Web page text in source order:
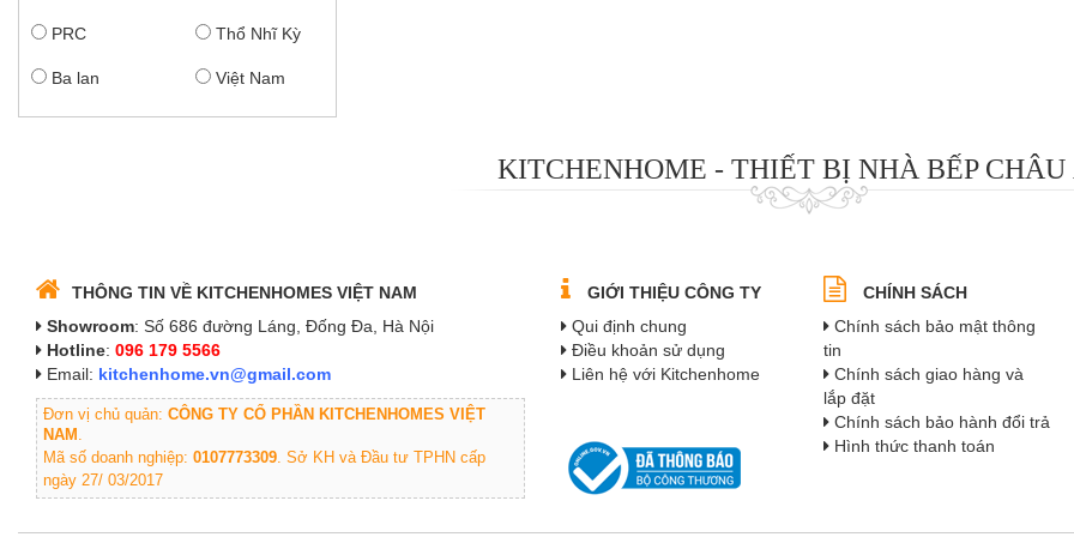
PRC Thổ Nhĩ Kỳ
Ba lan Việt Nam
KITCHENHOME - THIẾT BỊ NHÀ BẾP CHÂU
THÔNG TIN VỀ KITCHENHOMES VIỆT NAM
Showroom: Số 686 đường Láng, Đống Đa, Hà Nội
Hotline: 096 179 5566
Email: kitchenhome.vn@gmail.com
Đơn vị chủ quản: CÔNG TY CỔ PHẦN KITCHENHOMES VIỆT
NAM
Mã số doanh nghiệp: 0107773309 . Sở KH và Đầu tư TPHN cấp
ngày 27/ 03/2017
GIỚI THIỆU CÔNG TY
Qui định chung
Điều khoản sử dụng
Liên hệ với Kitchenhome
CHÍNH SÁCH
Chính sách bảo mật thông
tin
Chính sách giao hàng và
lắp đặt
Chính sách bảo hành đổi trả
Hình thức thanh toán